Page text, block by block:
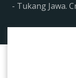
- Tukang Jawa.